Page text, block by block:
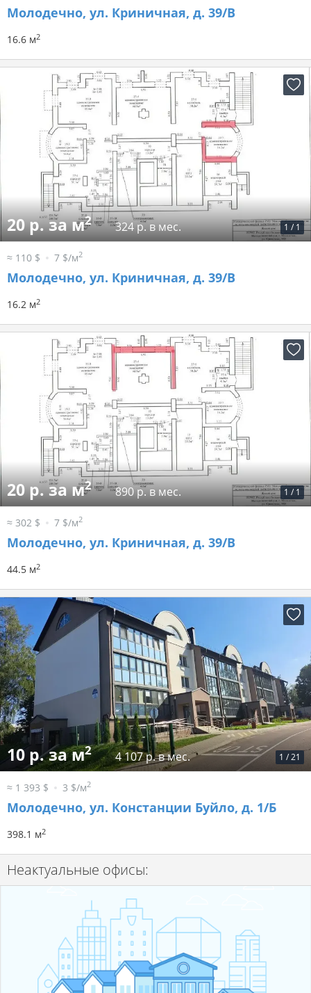
Молодечно, ул. Криничная, д. 39/В
16.6 м2
1 / 1
20 р. за м2 324 р. в мес.
≈ 110 $ 7 $/м2
Молодечно, ул. Криничная, д. 39/В
16.2 м2
1 / 1
20 р. за м2 890 р. в мес.
≈ 302 $ 7 $/м2
Молодечно, ул. Криничная, д. 39/В
44.5 м2
1 /21
10 р. за м2 4 107 р. в мес.
≈ 1 393 $ 3 $/м2
Молодечно, ул. Констанции Буйло, д. 1/Б
398.1 м2
Неактуальные офисы: